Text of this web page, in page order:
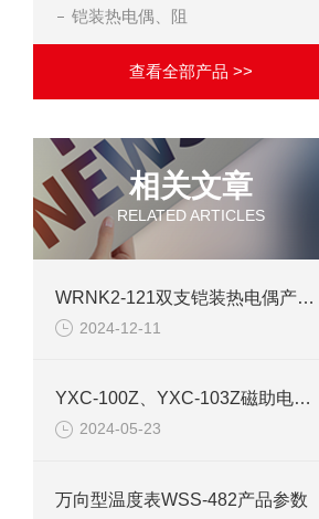
铠装热电偶、阻
查看全部产品 >>
相关文章
RELATED ARTICLES
WRNK2-121双支铠装热电偶产品详情
2024-12-11
YXC-100Z、YXC-103Z磁助电接点压力表产品介绍
2024-05-23
万向型温度表WSS-482产品参数